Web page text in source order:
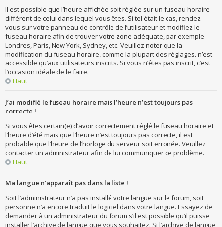
Il est possible que l’heure affichée soit réglée sur un fuseau horaire
différent de celui dans lequel vous êtes. Si tel était le cas, rendez-
vous sur votre panneau de contrôle de l’utilisateur et modifiez le
fuseau horaire afin de trouver votre zone adéquate, par exemple
Londres, Paris, New York, Sydney, etc. Veuillez noter que la
modification du fuseau horaire, comme la plupart des réglages, n’est
accessible qu’aux utilisateurs inscrits. Si vous n’êtes pas inscrit, c’est
l’occasion idéale de le faire.
Haut
J’ai modifié le fuseau horaire mais l’heure n’est toujours pas
correcte !
Si vous êtes certain(e) d’avoir correctement réglé le fuseau horaire et
l’heure d’été mais que l’heure n’est toujours pas correcte, il est
probable que l’heure de l’horloge du serveur soit erronée. Veuillez
contacter un administrateur afin de lui communiquer ce problème.
Haut
Ma langue n’apparaît pas dans la liste !
Soit l’administrateur n’a pas installé votre langue sur le forum, soit
personne n’a encore traduit le logiciel dans votre langue. Essayez de
demander à un administrateur du forum s’il est possible qu’il puisse
installer l’archive de langue que vous souhaitez. Si l’archive de langue